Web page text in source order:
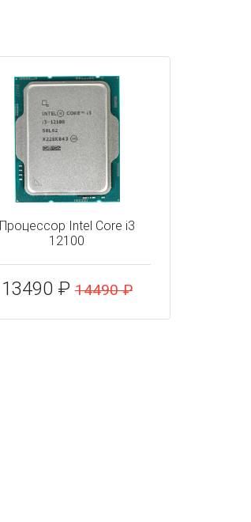
Процессор Intel Core i3
12100
13490 ₽14490 ₽